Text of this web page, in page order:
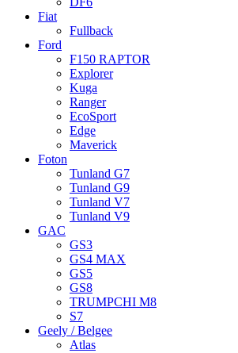
Fiat
Fullback
Ford
F150 RAPTOR
Explorer
Kuga
Ranger
EcoSport
Edge
Maverick
Foton
Tunland G7
Tunland G9
Tunland V7
Tunland V9
GAC
GS3
GS4 MAX
GS5
GS8
TRUMPCHI M8
S7
Geely / Belgee
Atlas